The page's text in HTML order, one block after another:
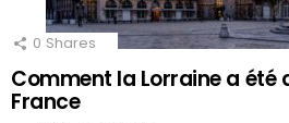
0 Shares
Comment la Lorraine a été
France